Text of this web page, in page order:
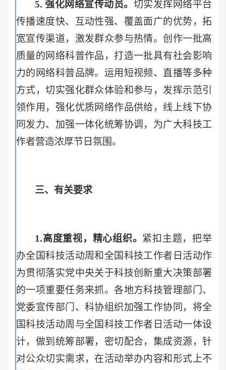
5. 强化网络宣传动员。 切实发挥网络平台
传播速度快、互动性强、覆盖面广的优势，拓
宽宣传渠道，激发群众参与热情。创作一批高
质量的网络科普作品，打造一批具有社会影响
力的网络科普品牌。运用短视频、直播等多种
方式，切实强化群众体验和参与，发挥示范引
领作用，强化优质网络作品供给，线上线下协
同发力、加强一体化统筹协调，为广大科技工
作者营造浓厚节日氛围。
三、有关要求
1.高度重视，精心组织。 紧扣主题，把举
办全国科技活动周和全国科技工作者日活动作
为贯彻落实党中央关于科技创新重大决策部署
的一项重要任务来抓。各地方科技管理部门、
党委宣传部门、科协组织加强工作协同，将全
国科技活动周与全国科技工作者日活动一体设
计，做到统筹部署，密切配合，集成资源，针
对公众切实需求，在活动举办内容和形式上不